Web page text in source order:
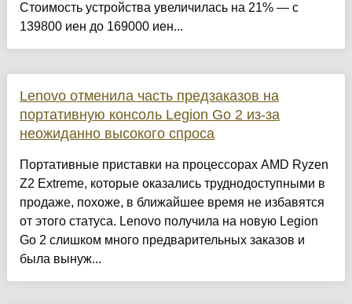
Стоимость устройства увеличилась на 21% — с
139800 иен до 169000 иен...
Lenovo отменила часть предзаказов на
портативную консоль Legion Go 2 из-за
неожиданно высокого спроса
Портативные приставки на процессорах AMD Ryzen
Z2 Extreme, которые оказались труднодоступными в
продаже, похоже, в ближайшее время не избавятся
от этого статуса. Lenovo получила на новую Legion
Go 2 слишком много предварительных заказов и
была вынуж...